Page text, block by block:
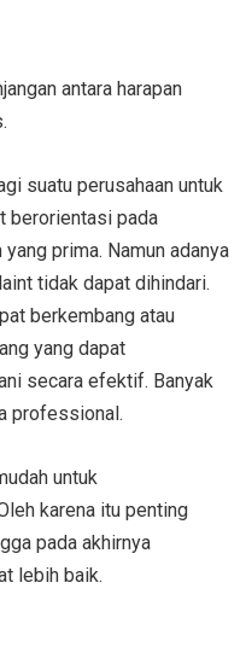
antara harapan
suatu perusahaan untuk
berorientasi pada
prima. Namun adanya
tidak dapat dihindari.
berkembang atau
yang dapat
secara efektif. Banyak
professional.
untuk
karena itu penting
pada akhirnya
lebih baik.